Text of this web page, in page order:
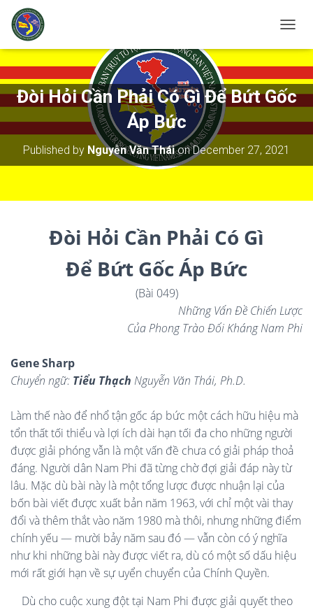
O
L
E
G
Đòi Hỏi Cần Phải Có Gì Để Bứt Gốc
Áp Bức
Published by Nguyễn Văn TháionDecember 27, 2021
Đòi Hỏi Cần Phải Có Gì
Để Bứt Gốc Áp Bức
(Bài 049)
Những Vấn Đề Chiến Lược
Của Phong Trào Đối Kháng Nam Phi
Gene Sharp
Chuyển ngữ: Tiểu Thạch Nguyễn Văn Thái, Ph.D.
Làm thế nào để nhổ tận gốc áp bức một cách hữu hiệu mà
tổn thất tối thiểu và lợi ích dài hạn tối đa cho những người
được giải phóng vẫn là một vấn đề chưa có giải pháp thoả
đáng. Người dân Nam Phi đã từng chờ đợi giải đáp này từ
lâu. Mặc dù bài này là một tổng lược được nhuận lại của
bốn bài viết được xuất bản năm 1963, với chỉ một vài thay
đổi và thêm thắt vào năm 1980 mà thôi, nhưng những điểm
chính yếu — mười bảy năm sau đó — vẫn còn có ý nghĩa
như khi những bài này được viết ra, dù có một số dấu hiệu
mới rất giới hạn về sự uyển chuyển của Chính Quyền.
Dù cho cuộc xung đột tại Nam Phi được giải quyết theo